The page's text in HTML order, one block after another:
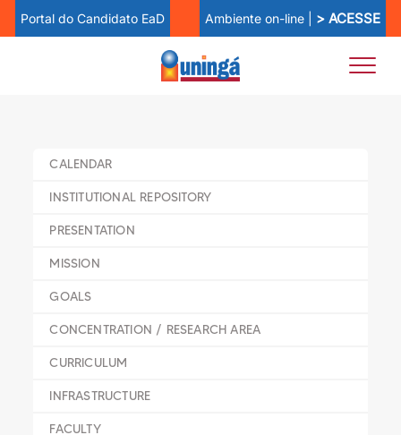
Portal do Candidato EaD Ambiente on-line | > ACESSE
CALENDAR
INSTITUTIONAL REPOSITORY
PRESENTATION
MISSION
GOALS
CONCENTRATION / RESEARCH AREA
CURRICULUM
INFRASTRUCTURE
FACULTY